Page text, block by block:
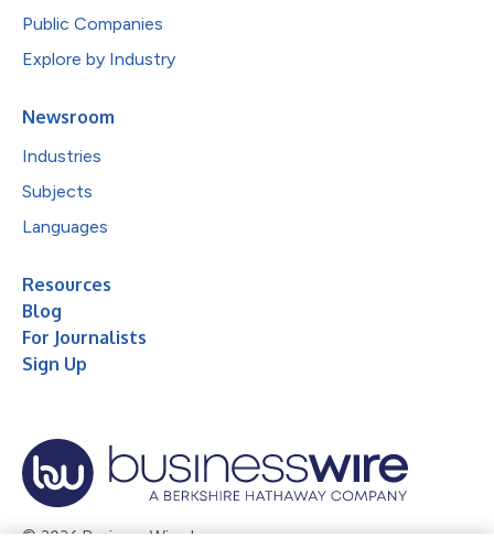
Public Companies
Explore by Industry
Newsroom
Industries
Subjects
Languages
Resources
Blog
For Journalists
Sign Up